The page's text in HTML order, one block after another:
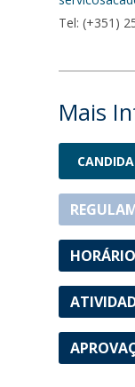
Tel: (+351)
Mais